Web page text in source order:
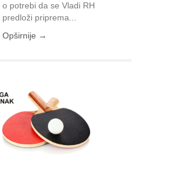
o potrebi da se Vladi RH
predloži priprema...
Opširnije →